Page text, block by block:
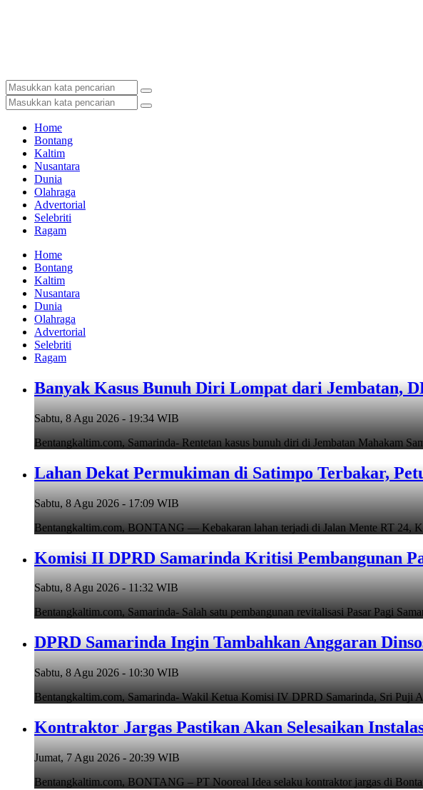
Home
Bontang
Kaltim
Nusantara
Dunia
Olahraga
Advertorial
Selebriti
Ragam
Home
Bontang
Kaltim
Nusantara
Dunia
Olahraga
Advertorial
Selebriti
Ragam
Banyak Kasus Bunuh Diri Lompat dari Jembatan,
Sabtu, 8 Agu 2026 - 19:34 WIB
Bentangkaltim.com, Samarinda- Rentetan kasus bunuh diri di Jembatan Mahakam
Lahan Dekat Permukiman di Satimpo Terbakar,
Sabtu, 8 Agu 2026 - 17:09 WIB
Bentangkaltim.com, BONTANG — Kebakaran lahan terjadi di Jalan Mente RT 24,
Komisi II DPRD Samarinda Kritisi Pembangunan
Sabtu, 8 Agu 2026 - 11:32 WIB
Bentangkaltim.com, Samarinda- Salah satu pembangunan revitalisasi Pasar Pagi
DPRD Samarinda Ingin Tambahkan Anggaran
Sabtu, 8 Agu 2026 - 10:30 WIB
Bentangkaltim.com, Samarinda- Wakil Ketua Komisi IV DPRD Samarinda, Sri Puji
Kontraktor Jargas Pastikan Akan Selesaikan
Jumat, 7 Agu 2026 - 20:39 WIB
Bentangkaltim.com, BONTANG – PT Nooreal Idea selaku kontraktor jargas di